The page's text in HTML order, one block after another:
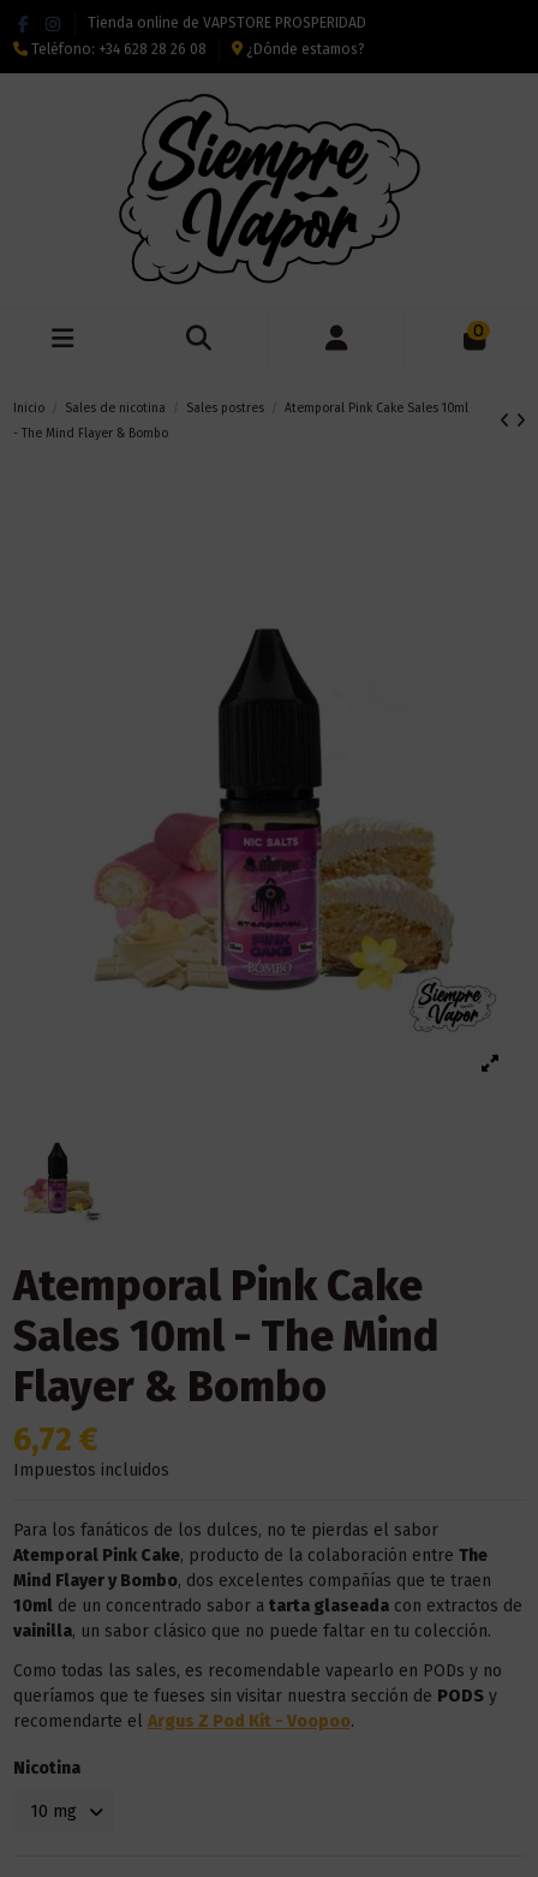
Tienda online de VAPSTORE PROSPERIDAD
Teléfono: +34 628 28 26 08 ¿Dónde estamos?
0
Inicio Sales de nicotina Sales postres
Atemporal Pink Cake Sales 10ml
- The Mind Flayer & Bombo
Atemporal Pink Cake
Sales 10ml - The Mind
Flayer & Bombo
6,72 €
Impuestos incluidos
Para los fanáticos de los dulces, no te pierdas el sabor
Atemporal Pink Cake, producto de la colaboración entre The
Mind Flayer y Bombo, dos excelentes compañías que te traen
10mlde un concentrado sabor a tarta glaseadacon extractos de
vainilla, un sabor clásico que no puede faltar en tu colección.
Como todas las sales, es recomendable vapearlo en PODs y no
queríamos que te fueses sin visitar nuestra sección de PODSy
recomendarte el Argus Z Pod Kit - Voopoo.
Nicotina